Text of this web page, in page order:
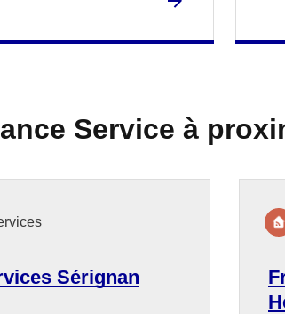
Service à
Sérignan